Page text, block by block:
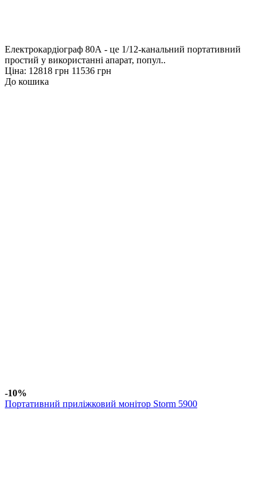
Електрокардіограф 80A - це 1/12-канальний портативний
простий у використанні апарат, попул..
Ціна: 12818 грн 11536 грн
До кошика
-10%
Портативний приліжковий монітор Storm 5900